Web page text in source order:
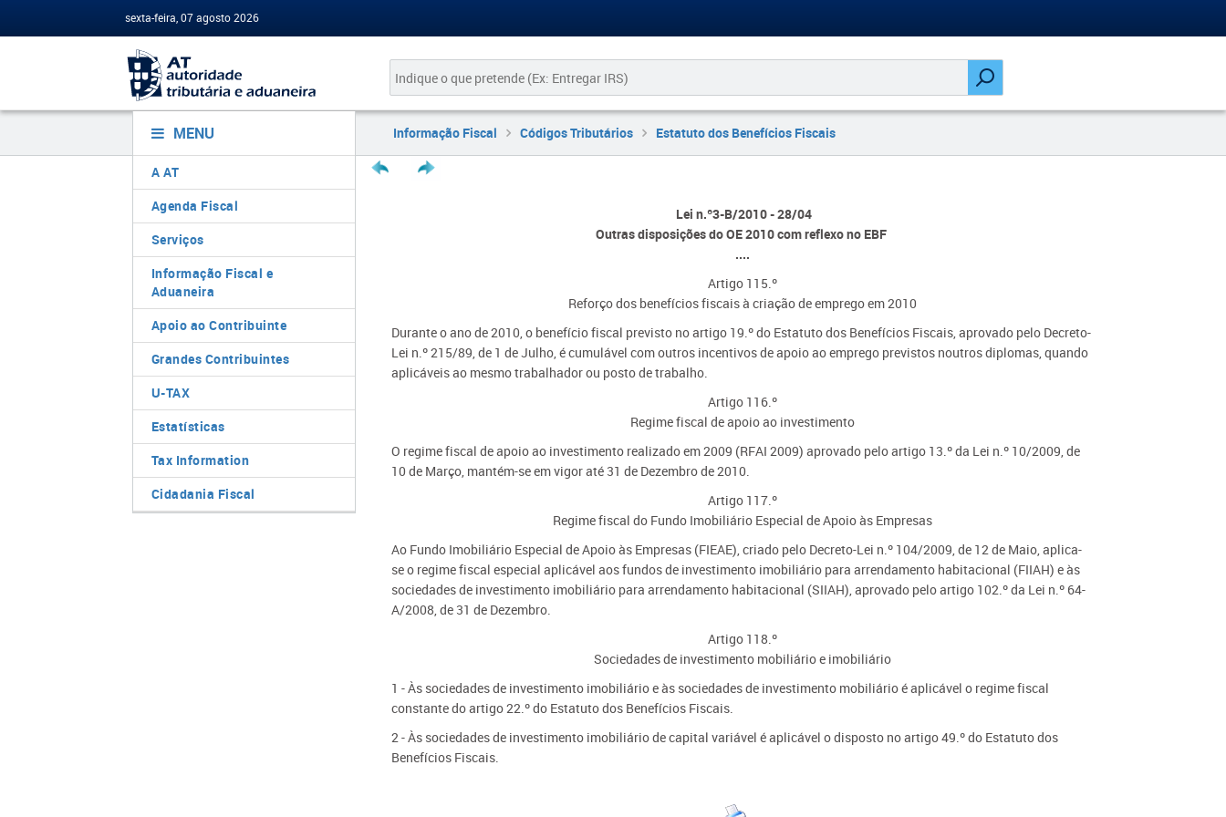
sexta-feira, 07 agosto 2026
MENU
A AT
Agenda Fiscal
Serviços
Informação Fiscal e
Aduaneira
Apoio ao Contribuinte
Grandes Contribuintes
U-TAX
Estatísticas
Tax Information
Cidadania Fiscal
Informação Fiscal Códigos Tributários Estatuto dos Benefícios Fiscais
Lei n.º3-B/2010 - 28/04
Outras disposições do OE 2010 com reflexo no EBF
....
Artigo 115.º
Reforço dos benefícios fiscais à criação de emprego em 2010
Durante o ano de 2010, o benefício fiscal previsto no artigo 19.º do Estatuto dos Benefícios Fiscais, aprovado pelo Decreto-
Lei n.º 215/89, de 1 de Julho, é cumulável com outros incentivos de apoio ao emprego previstos noutros diplomas, quando
aplicáveis ao mesmo trabalhador ou posto de trabalho.
Artigo 116.º
Regime fiscal de apoio ao investimento
O regime fiscal de apoio ao investimento realizado em 2009 (RFAI 2009) aprovado pelo artigo 13.º da Lei n.º 10/2009, de
10 de Março, mantém-se em vigor até 31 de Dezembro de 2010.
Artigo 117.º
Regime fiscal do Fundo Imobiliário Especial de Apoio às Empresas
Ao Fundo Imobiliário Especial de Apoio às Empresas (FIEAE), criado pelo Decreto-Lei n.º 104/2009, de 12 de Maio, aplica-
se o regime fiscal especial aplicável aos fundos de investimento imobiliário para arrendamento habitacional (FIIAH) e às
sociedades de investimento imobiliário para arrendamento habitacional (SIIAH), aprovado pelo artigo 102.º da Lei n.º 64-
A/2008, de 31 de Dezembro.
Artigo 118.º
Sociedades de investimento mobiliário e imobiliário
1 - Às sociedades de investimento imobiliário e às sociedades de investimento mobiliário é aplicável o regime fiscal
constante do artigo 22.º do Estatuto dos Benefícios Fiscais.
2 - Às sociedades de investimento imobiliário de capital variável é aplicável o disposto no artigo 49.º do Estatuto dos
Benefícios Fiscais.